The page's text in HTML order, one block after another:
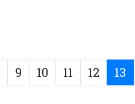
9 10 11 12 13